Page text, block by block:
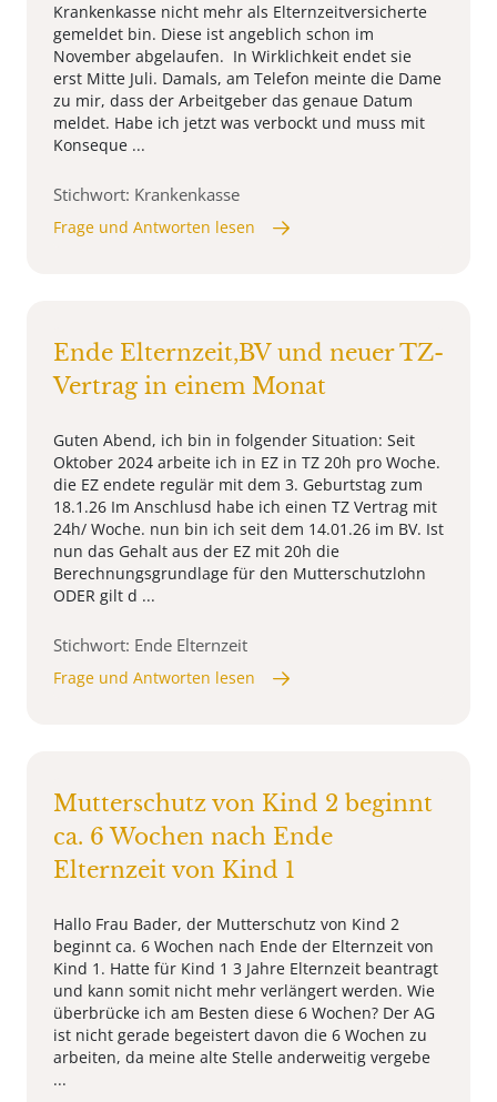
Krankenkasse nicht mehr als Elternzeitversicherte
gemeldet bin. Diese ist angeblich schon im
November abgelaufen. In Wirklichkeit endet sie
erst Mitte Juli. Damals, am Telefon meinte die Dame
zu mir, dass der Arbeitgeber das genaue Datum
meldet. Habe ich jetzt was verbockt und muss mit
Konseque ...
Stichwort: Krankenkasse
Frage und Antworten lesen
Ende Elternzeit,BV und neuer TZ-
Vertrag in einem Monat
Guten Abend, ich bin in folgender Situation: Seit
Oktober 2024 arbeite ich in EZ in TZ 20h pro Woche.
die EZ endete regulär mit dem 3. Geburtstag zum
18.1.26 Im Anschlusd habe ich einen TZ Vertrag mit
24h/ Woche. nun bin ich seit dem 14.01.26 im BV. Ist
nun das Gehalt aus der EZ mit 20h die
Berechnungsgrundlage für den Mutterschutzlohn
ODER gilt d ...
Stichwort: Ende Elternzeit
Frage und Antworten lesen
Mutterschutz von Kind 2 beginnt
ca. 6 Wochen nach Ende
Elternzeit von Kind 1
Hallo Frau Bader, der Mutterschutz von Kind 2
beginnt ca. 6 Wochen nach Ende der Elternzeit von
Kind 1. Hatte für Kind 1 3 Jahre Elternzeit beantragt
und kann somit nicht mehr verlängert werden. Wie
überbrücke ich am Besten diese 6 Wochen? Der AG
ist nicht gerade begeistert davon die 6 Wochen zu
arbeiten, da meine alte Stelle anderweitig vergebe
...